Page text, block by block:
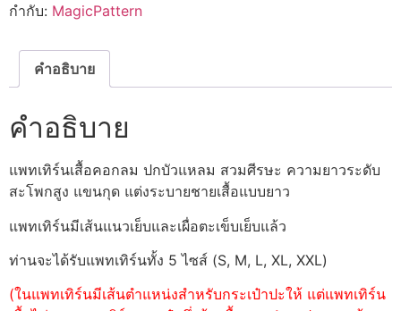
กำกับ: MagicPattern
คำอธิบาย
คำอธิบาย
แพทเทิร์นเสื้อคอกลม ปกบัวแหลม สวมศีรษะ ความยาวระดับ
สะโพกสูง แขนกุด แต่งระบายชายเสื้อแบบยาว
แพทเทิร์นมีเส้นแนวเย็บและเผื่อตะเข็บเย็บแล้ว
ท่านจะได้รับแพทเทิร์นทั้ง 5 ไซส์ (S, M, L, XL, XXL)
(ในแพทเทิร์นมีเส้นตำแหน่งสำหรับกระเป๋าปะให้ แต่แพทเทิร์น